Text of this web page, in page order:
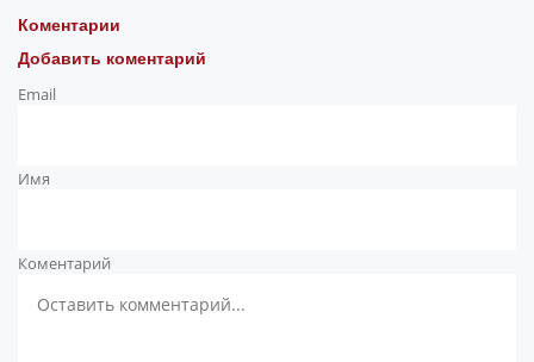
Коментарии
Добавить коментарий
Email
Имя
Коментарий